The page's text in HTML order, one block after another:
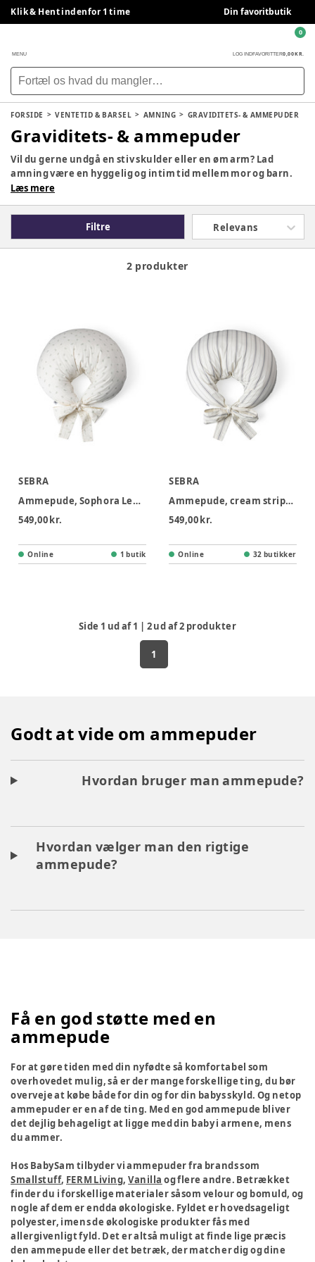
Klik & Hent indenfor 1 time Din favoritbutik
MENU LOG INDFAVORITTER0,00 KR.
0
FORSIDE VENTETID & BARSEL AMNING GRAVIDITETS- & AMMEPUDER
Graviditets- & ammepuder
Vil du gerne undgå en stiv skulder eller en øm arm? Lad
amning være en hyggelig og intim tid mellem mor og barn.
Ammepuder støtter dig og din baby, så du ikke skal bruge
forskellige former, farver og mønstre samt ekstra betræk til
Læs mere
Filtre Relevans
2 produkter
SEBRA
Ammepude, Sophora Leaves, beige/grøn, Kapok
549,00 kr.
Online 1 butik
SEBRA
Ammepude, cream stripe, Kapok
549,00 kr.
Online 32 butikker
Side 1 ud af1 | 2ud af2 produkter
1
Godt at vide om ammepuder
Hvordan bruger man ammepude?
Hvordan vælger man den rigtige
ammepude?
Få en god støtte med en
ammepude
For at gøre tiden med din nyfødte så komfortabel som
overhovedet mulig, så er der mange forskellige ting, du bør
overveje at købe både for din og for din babys skyld. Og netop
ammepuder er en af de ting. Med en god ammepude bliver
det dejlig behageligt at ligge med din baby i armene, mens
du ammer.
Hos BabySam tilbyder vi ammepuder fra brands som
Smallstuff, FERM Living,Vanilla og flere andre. Betrækket
finder du i forskellige materialer såsom velour og bomuld, og
nogle af dem er endda økologiske. Fyldet er hovedsageligt
polyester, imens de økologiske produkter fås med
allergivenligt fyld. Det er altså muligt at finde lige præcis
den ammepude eller det betræk, der matcher dig og dine